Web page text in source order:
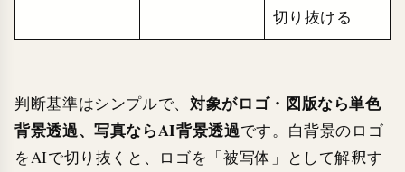
切り抜ける
判断基準はシンプルで、対象がロゴ・図版なら単色
背景透過、写真ならAI背景透過です。白背景のロゴ
をAIで切り抜くと、ロゴを「被写体」として解釈す